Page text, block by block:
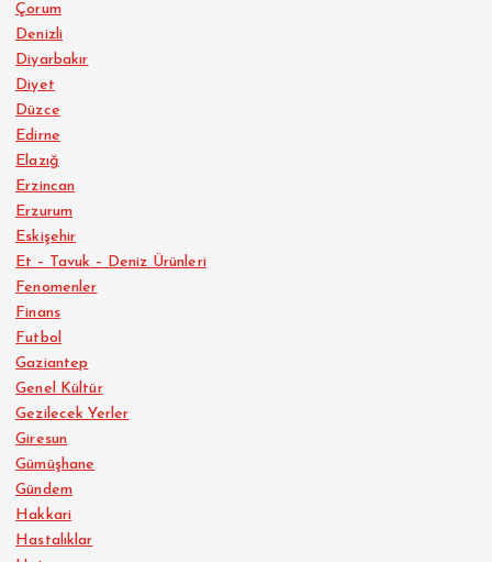
Çorum
Denizli
Diyarbakır
Diyet
Düzce
Edirne
Elazığ
Erzincan
Erzurum
Eskişehir
Et – Tavuk – Deniz Ürünleri
Fenomenler
Finans
Futbol
Gaziantep
Genel Kültür
Gezilecek Yerler
Giresun
Gümüşhane
Gündem
Hakkari
Hastalıklar